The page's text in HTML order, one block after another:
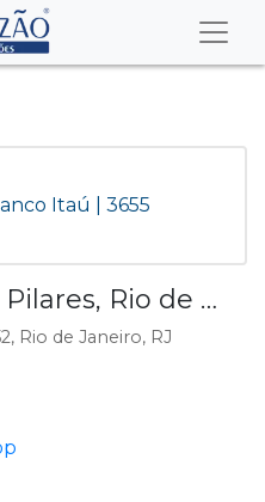
Itaú | 3655
Apartamento em Pilares, Rio de Janeiro RJ
Rio de Janeiro, RJ